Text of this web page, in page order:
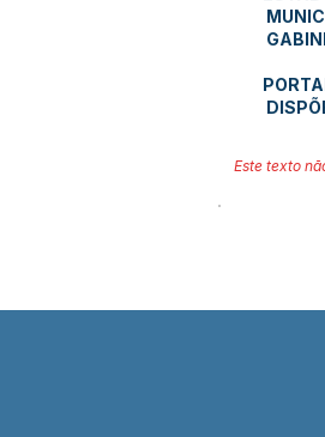
Este texto